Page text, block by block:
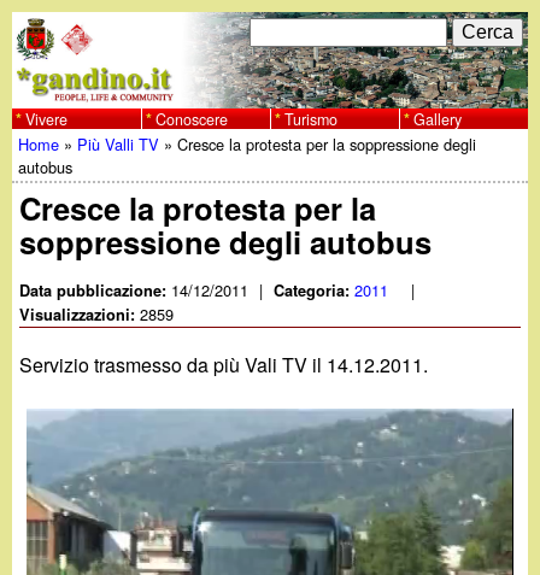
al
contenuto
principale
w
w
w
.
g
a
n
d
F
o
r
m
d
r
i
c
e
r
C
e
r
c
a
Vivere Conoscere Turismo Gallery
Tu
sei
qui
Home » Più Valli TV »Cresce la protesta per la soppressione degli
autobus
Cresce la protesta per la
soppressione degli autobus
Data pubblicazione: 14/12/2011 | Categoria:2011 |
Visualizzazioni:2859
Servizio trasmesso da più Vali TV il 14.12.2011.